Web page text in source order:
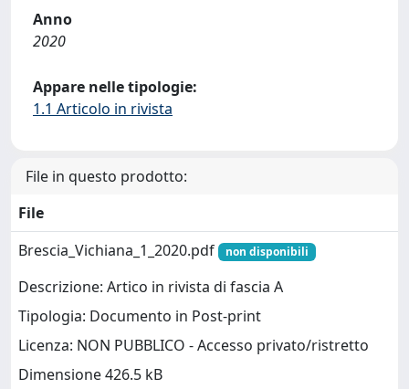
Anno
2020
Appare nelle tipologie:
1.1 Articolo in rivista
File in questo prodotto:
File
Brescia_Vichiana_1_2020.pdf
non disponibili
Descrizione: Artico in rivista di fascia A
Tipologia: Documento in Post-print
Licenza: NON PUBBLICO - Accesso privato/ristretto
Dimensione 426.5 kB